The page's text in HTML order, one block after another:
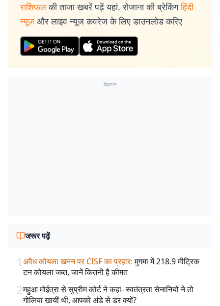
राशिफल की ताजा खबरें पढ़ें यहां. रोजाना की ब्रेकिंग हिंदी
न्यूज और लाइव न्यूज कवरेज के लिए डाउनलोड करिए
विज्ञापन
जरूर पढ़ें
1अवैध कोयला खनन पर CISF का प्रहार: मुगमा में 218.9 मीट्रिक
टन कोयला जब्त, जानें कितनी है कीमत
2महुआ मोईत्रा से सुप्रीम कोर्ट ने कहा- स्वतंत्रता सेनानियों ने तो
गोलियां खायीं थीं, आपको अंडे से डर क्यों?